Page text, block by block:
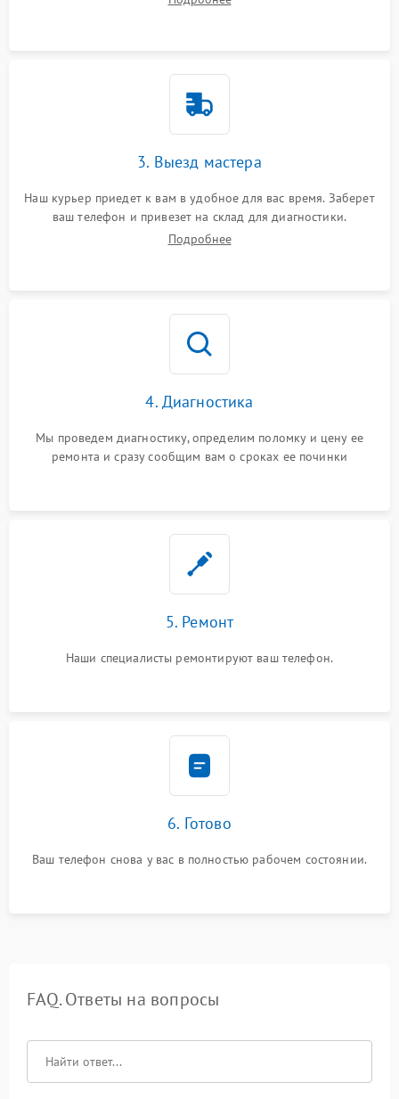
3. Выезд мастера
Наш курьер приедет к вам в удобное для вас время. Заберет
ваш телефон и привезет на склад для диагностики.
Подробнее
4. Диагностика
Мы проведем диагностику, определим поломку и цену ее
ремонта и сразу сообщим вам о сроках ее починки
5. Ремонт
Наши специалисты ремонтируют ваш телефон.
6. Готово
Ваш телефон снова у вас в полностью рабочем состоянии.
FAQ. Ответы на вопросы